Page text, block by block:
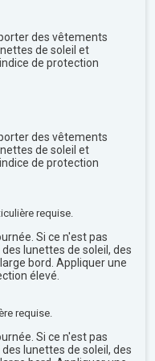
des vêtements
de soleil et
de protection
des vêtements
de soleil et
de protection
requise.
Si ce n'est pas
lunettes de soleil, des
bord. Appliquer une
élevé.
requise.
Si ce n'est pas
lunettes de soleil, des